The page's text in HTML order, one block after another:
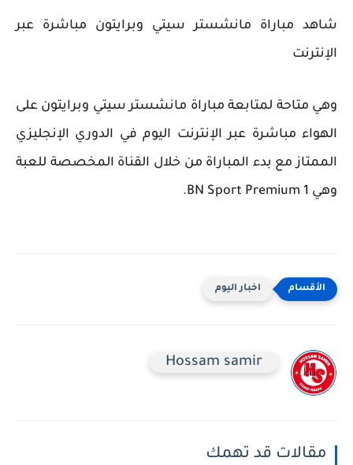
شاهد مباراة مانشستر سيتي وبرايتون مباشرة عبر
الإنترنت
وهي متاحة لمتابعة مباراة مانشستر سيتي وبرايتون على
الهواء مباشرة عبر الإنترنت اليوم في الدوري الإنجليزي
الممتاز مع بدء المباراة من خلال القناة المخصصة للعبة
وهي BN Sport Premium 1.
اخبار اليوم
Hossam samir
مقالات قد تهمك